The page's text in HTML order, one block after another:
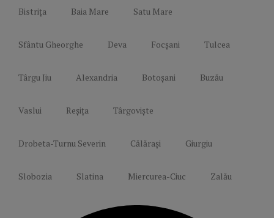
Bistrița Baia Mare Satu Mare
Sfântu Gheorghe Deva Focșani Tulcea
Târgu Jiu Alexandria Botoșani Buzău
Vaslui Reșița Târgoviște
Drobeta-Turnu Severin Călărași Giurgiu
Slobozia Slatina Miercurea-Ciuc Zalău